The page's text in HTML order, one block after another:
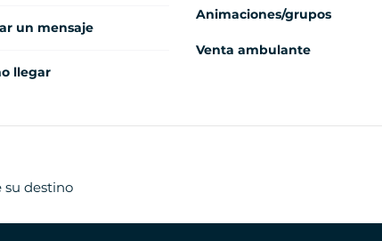
un mensaje
llegar
Animaciones/grupos
Venta ambulante
su destino